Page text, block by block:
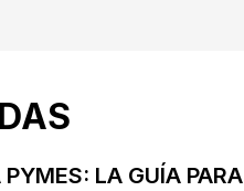
LA GUÍA PARA